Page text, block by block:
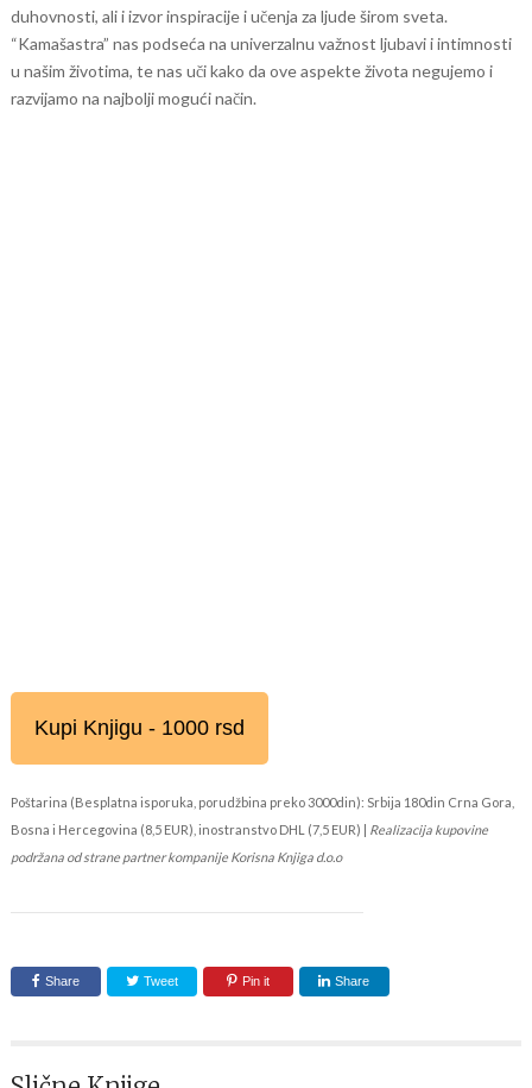
duhovnosti, ali i izvor inspiracije i učenja za ljude širom sveta.
“Kamašastra” nas podseća na univerzalnu važnost ljubavi i intimnosti
u našim životima, te nas uči kako da ove aspekte života negujemo i
razvijamo na najbolji mogući način.
Kupi Knjigu - 1000 rsd
Poštarina (Besplatna isporuka, porudžbina preko 3000din): Srbija 180din Crna Gora,
Bosna i Hercegovina (8,5 EUR), inostranstvo DHL (7,5 EUR) | Realizacija kupovine
podržana od strane partner kompanije Korisna Knjiga d.o.o
Share Tweet Pin it Share